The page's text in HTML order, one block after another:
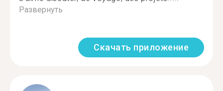
Развернуть
Скачать приложение